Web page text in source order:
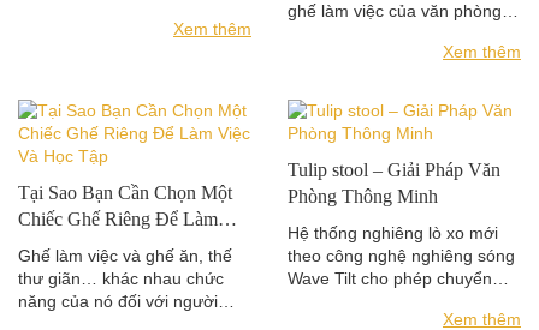
Xem thêm
ghế làm việc của văn phòng
Xem thêm
Tại Sao Bạn Cần Chọn Một
Chiếc Ghế Riêng Để Làm
Việc Và Học Tập
Ghế làm việc và ghế ăn, thế
thư giãn… khác nhau chức
năng của nó đối với người
Tulip stool – Giải Pháp Văn
Phòng Thông Minh
Hệ thống nghiêng lò xo mới
theo công nghệ nghiêng sóng
Wave Tilt cho phép chuyển
Xem thêm